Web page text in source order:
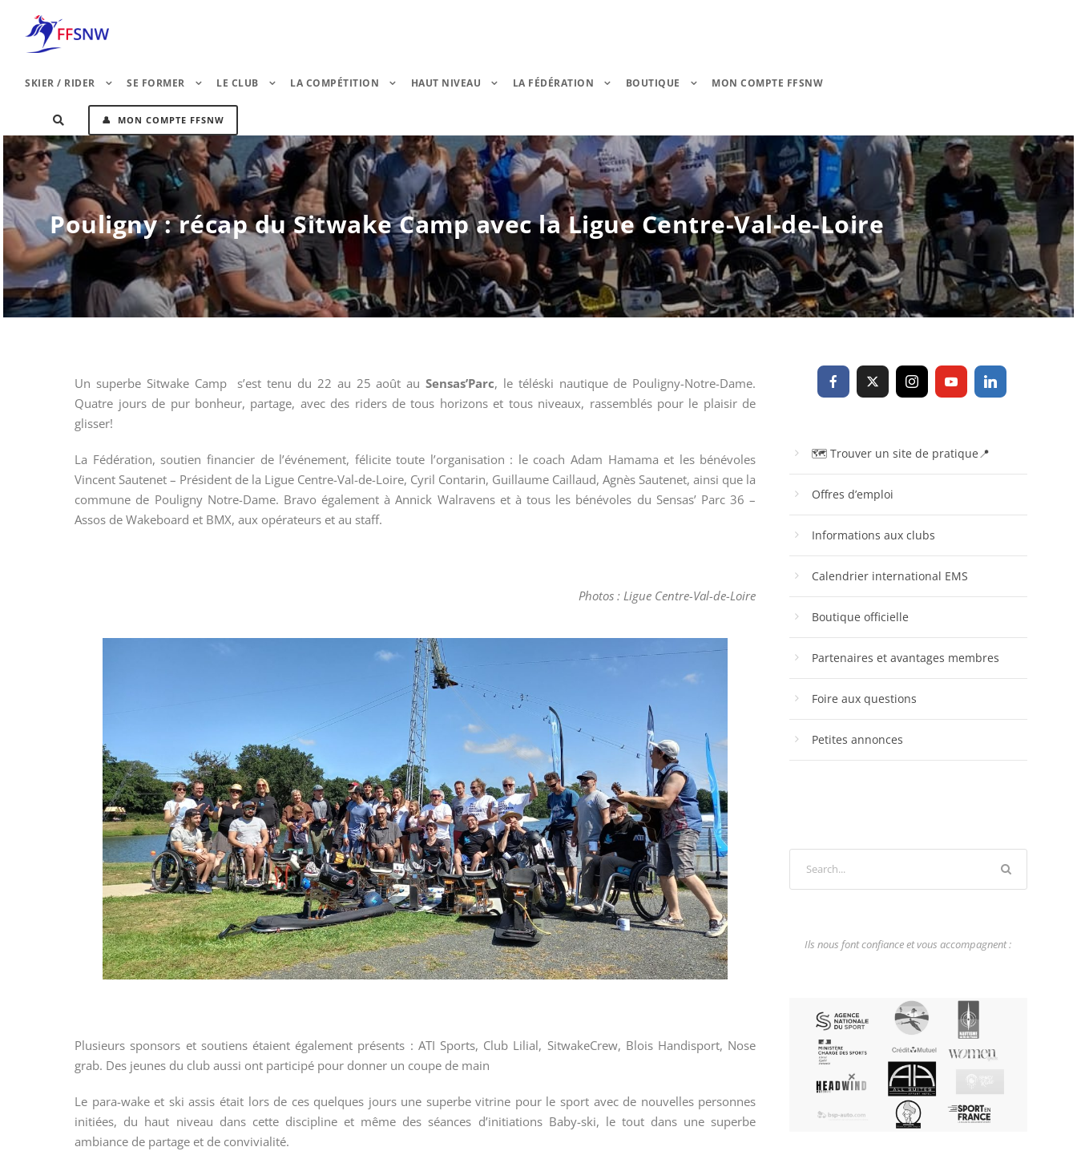
SKIER / RIDER SE FORMER LE CLUB LA COMPÉTITION HAUT NIVEAU LA FÉDÉRATION BOUTIQUE MON COMPTE FFSNW
👤 MON COMPTE FFSNW
Pouligny : récap du Sitwake Camp avec la Ligue Centre-Val-de-Loire
Un superbe Sitwake Camp s’est tenu du 22 au 25 août auSensas’Parc, le téléski nautique de Pouligny-Notre-Dame.
Quatre jours de pur bonheur, partage, avec des riders de tous horizons et tous niveaux, rassemblés pour le plaisir de
glisser!
La Fédération, soutien financier de l’événement, félicite toute l’organisation : le coach Adam Hamama et les bénévoles
Vincent Sautenet – Président de la Ligue Centre-Val-de-Loire, Cyril Contarin, Guillaume Caillaud, Agnès Sautenet, ainsi que la
commune de Pouligny Notre-Dame. Bravo également à Annick Walravens et à tous les bénévoles du Sensas’ Parc 36 –
Assos de Wakeboard et BMX, aux opérateurs et au staff.
Photos : Ligue Centre-Val-de-Loire
Plusieurs sponsors et soutiens étaient également présents : ATI Sports, Club Lilial, SitwakeCrew, Blois Handisport, Nose
grab. Des jeunes du club aussi ont participé pour donner un coupe de main
Le para-wake et ski assis était lors de ces quelques jours une superbe vitrine pour le sport avec de nouvelles personnes
initiées, du haut niveau dans cette discipline et même des séances d’initiations Baby-ski, le tout dans une superbe
ambiance de partage et de convivialité.
🗺 Trouver un site de pratique📍
Offres d’emploi
Informations aux clubs
Calendrier international EMS
Boutique officielle
Partenaires et avantages membres
Foire aux questions
Petites annonces
Ils nous font confiance et vous accompagnent :